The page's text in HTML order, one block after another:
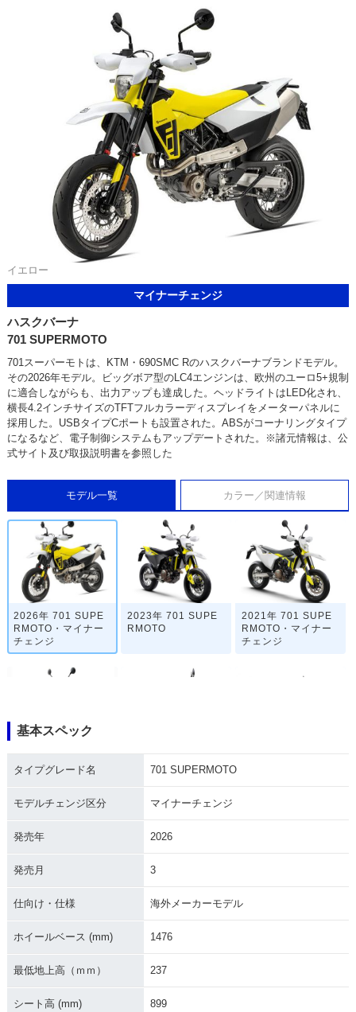
イエロー
マイナーチェンジ
ハスクバーナ
701 SUPERMOTO
701スーパーモトは、KTM・690SMC Rのハスクバーナブランドモデル。
その2026年モデル。ビッグボア型のLC4エンジンは、欧州のユーロ5+規制
に適合しながらも、出力アップも達成した。ヘッドライトはLED化され、
横長4.2インチサイズのTFTフルカラーディスプレイをメーターパネルに
採用した。USBタイプCポートも設置された。ABSがコーナリングタイプ
になるなど、電子制御システムもアップデートされた。※諸元情報は、公
式サイト及び取扱説明書を参照した
モデル一覧 カラー／関連情報
2026年 701 SUPE
RMOTO・マイナー
チェンジ
2023年 701 SUPE
RMOTO
2021年 701 SUPE
RMOTO・マイナー
チェンジ
2019年 701 SUPE
RMOTO
RMOTO
2016年 701 SUPE
RMOTO・新登場
基本スペック
タイプグレード名 701 SUPERMOTO
モデルチェンジ区分 マイナーチェンジ
発売年 2026
発売月 3
仕向け・仕様 海外メーカーモデル
ホイールベース (mm) 1476
最低地上高（ｍｍ） 237
シート高 (mm) 899